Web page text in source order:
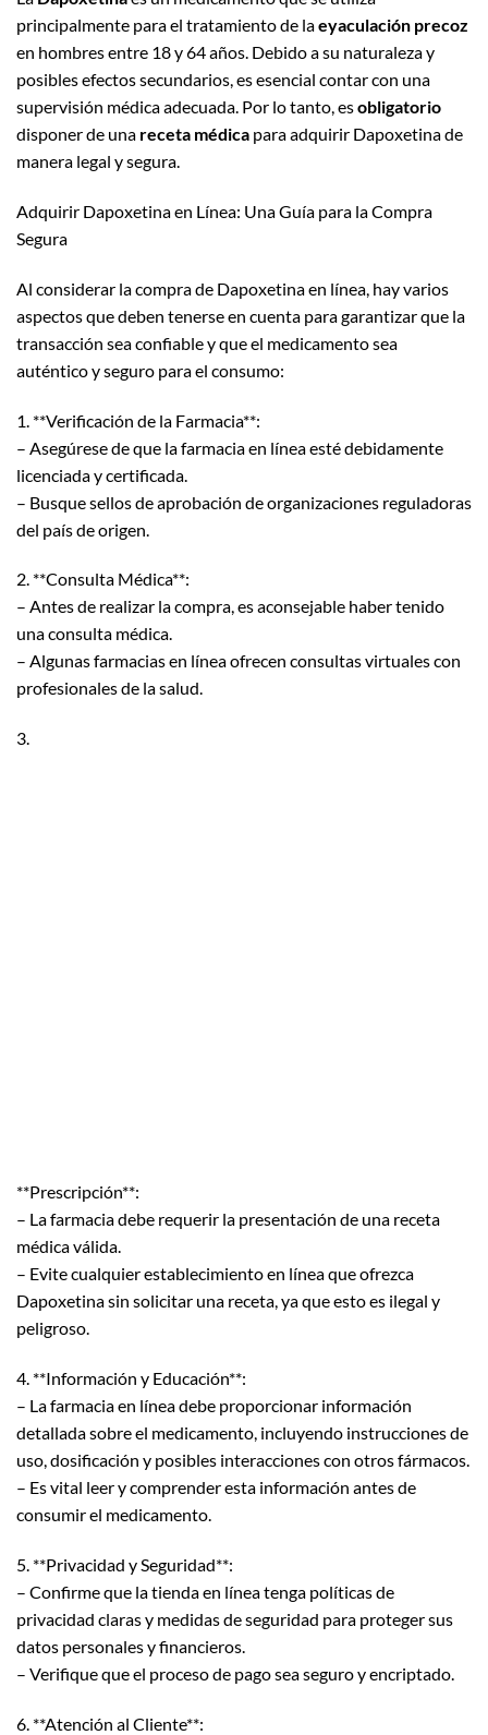
principalmente para el tratamiento de laeyaculación precoz
en hombres entre 18 y 64 años. Debido a su naturaleza y
posibles efectos secundarios, es esencial contar con una
supervisión médica adecuada. Por lo tanto, esobligatorio
disponer de una receta médica para adquirir Dapoxetina de
manera legal y segura.
Adquirir Dapoxetina en Línea: Una Guía para la Compra
Segura
Al considerar la compra de Dapoxetina en línea, hay varios
aspectos que deben tenerse en cuenta para garantizar que la
transacción sea confiable y que el medicamento sea
auténtico y seguro para el consumo:
1. **Verificación de la Farmacia**:
– Asegúrese de que la farmacia en línea esté debidamente
licenciada y certificada.
– Busque sellos de aprobación de organizaciones reguladoras
del país de origen.
2. **Consulta Médica**:
– Antes de realizar la compra, es aconsejable haber tenido
una consulta médica.
– Algunas farmacias en línea ofrecen consultas virtuales con
profesionales de la salud.
3.
**Prescripción**:
– La farmacia debe requerir la presentación de una receta
médica válida.
– Evite cualquier establecimiento en línea que ofrezca
Dapoxetina sin solicitar una receta, ya que esto es ilegal y
peligroso.
4. **Información y Educación**:
– La farmacia en línea debe proporcionar información
detallada sobre el medicamento, incluyendo instrucciones de
uso, dosificación y posibles interacciones con otros fármacos.
– Es vital leer y comprender esta información antes de
consumir el medicamento.
5. **Privacidad y Seguridad**:
– Confirme que la tienda en línea tenga políticas de
privacidad claras y medidas de seguridad para proteger sus
datos personales y financieros.
– Verifique que el proceso de pago sea seguro y encriptado.
6. **Atención al Cliente**: